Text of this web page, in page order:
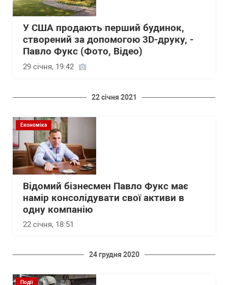
У США продають перший будинок,
створений за допомогою 3D-друку, -
Павло Фукс (Фото, Відео)
29 січня, 19:42
22 січня 2021
Економіка
Відомий бізнесмен Павло Фукс має
намір консолідувати свої активи в
одну компанію
22 січня, 18:51
24 грудня 2020
Події